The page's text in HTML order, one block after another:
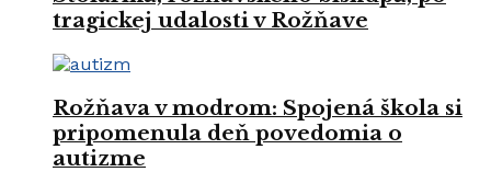
tragickej udalosti v Rožňave
Rožňava v modrom: Spojená škola si
pripomenula deň povedomia o
autizme